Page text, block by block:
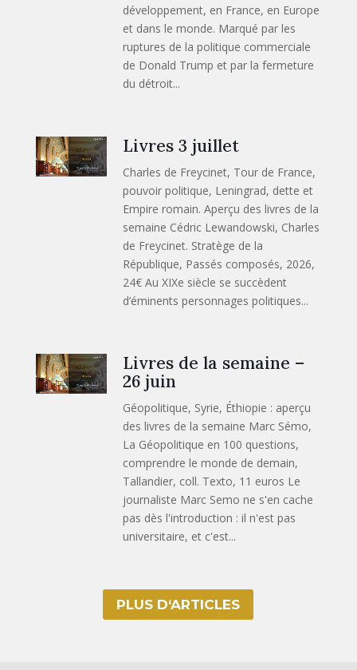
développement, en France, en Europe
et dans le monde. Marqué par les
ruptures de la politique commerciale
de Donald Trump et par la fermeture
du détroit...
Livres 3 juillet
Charles de Freycinet, Tour de France,
pouvoir politique, Leningrad, dette et
Empire romain. Aperçu des livres de la
semaine Cédric Lewandowski, Charles
de Freycinet. Stratège de la
République, Passés composés, 2026,
24€ Au XIXe siècle se succèdent
d’éminents personnages politiques...
Livres de la semaine –
26 juin
Géopolitique, Syrie, Éthiopie : aperçu
des livres de la semaine Marc Sémo,
La Géopolitique en 100 questions,
comprendre le monde de demain,
Tallandier, coll. Texto, 11 euros Le
journaliste Marc Semo ne s'en cache
pas dès l'introduction : il n'est pas
universitaire, et c'est...
PLUS D‘ARTICLES